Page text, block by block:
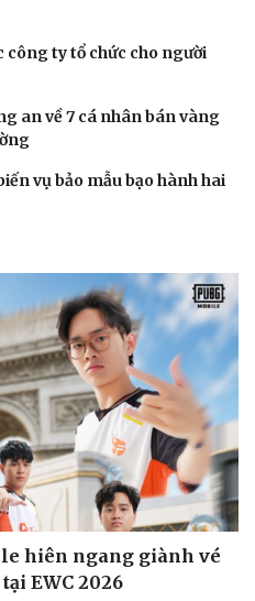
công ty tổ chức cho người
an về 7 cá nhân bán vàng
vụ bảo mẫu bạo hành hai
hiên ngang giành vé
EWC 2026